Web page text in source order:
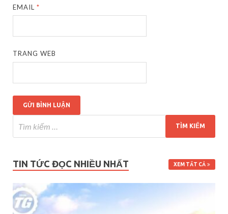
EMAIL*
TRANG WEB
TIN TỨC ĐỌC NHIỀU NHẤT XEM TẤT CẢ